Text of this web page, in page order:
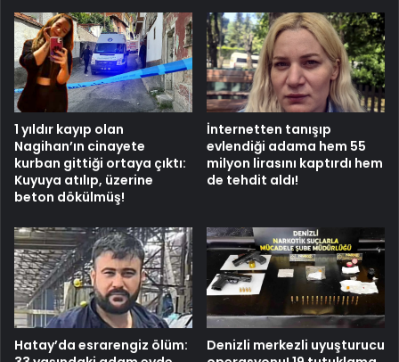
1 yıldır kayıp olan
Nagihan’ın cinayete
kurban gittiği ortaya çıktı:
Kuyuya atılıp, üzerine
beton dökülmüş!
İnternetten tanışıp
evlendiği adama hem 55
milyon lirasını kaptırdı hem
de tehdit aldı!
Hatay’da esrarengiz ölüm:
Denizli merkezli uyuşturucu